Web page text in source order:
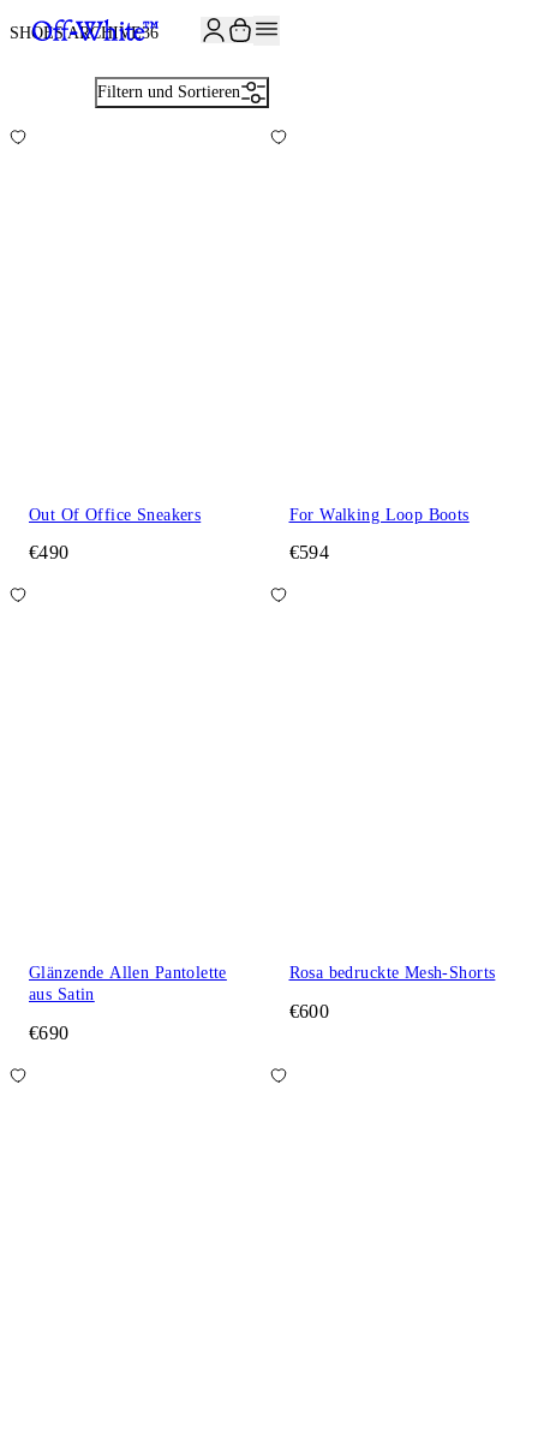
SHOES ARCHIVE36
Filtern und Sortieren
Out Of Office Sneakers
€490
For Walking Loop Boots
€594
Glänzende Allen Pantolette
aus Satin
€690
Rosa bedruckte Mesh-Shorts
€600